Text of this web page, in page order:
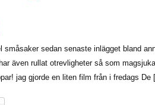
småsaker sedan senaste inlägget bland
även rullat otrevligheter så som
jag gjorde en liten film från i fredags